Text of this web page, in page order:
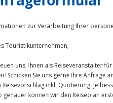
zur Verarbeitung Ihrer
Touristikunternehmen,
uns, Ihnen als Reiseveranstalter
Schicken Sie uns gerne Ihre Anfrage
Reisevorschlag inkl. Quotierung. Je
genauer können wir den Reiseplan